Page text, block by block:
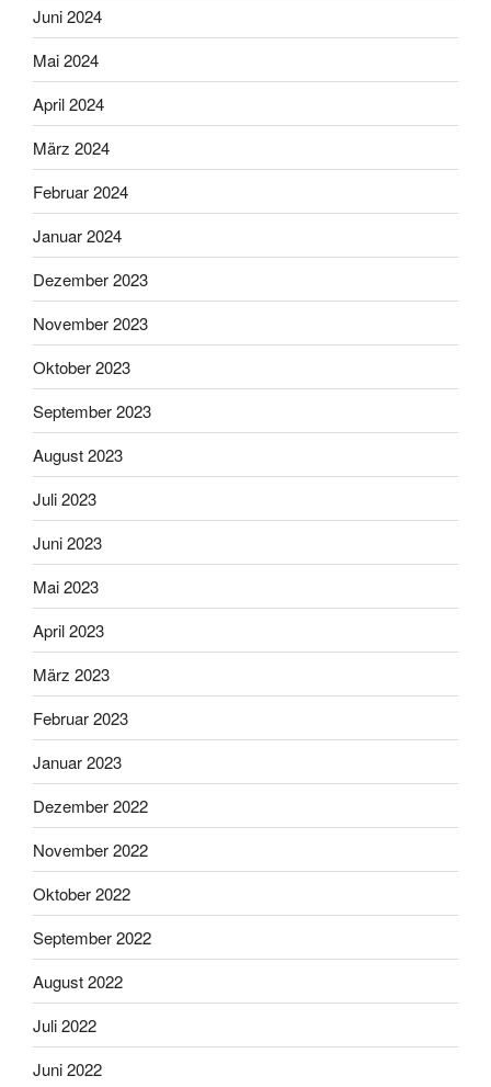
Juni 2024
Mai 2024
April 2024
März 2024
Februar 2024
Januar 2024
Dezember 2023
November 2023
Oktober 2023
September 2023
August 2023
Juli 2023
Juni 2023
Mai 2023
April 2023
März 2023
Februar 2023
Januar 2023
Dezember 2022
November 2022
Oktober 2022
September 2022
August 2022
Juli 2022
Juni 2022